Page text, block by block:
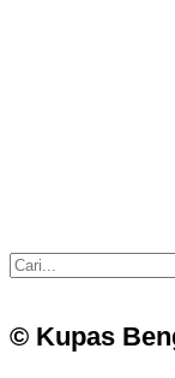
© Kupas